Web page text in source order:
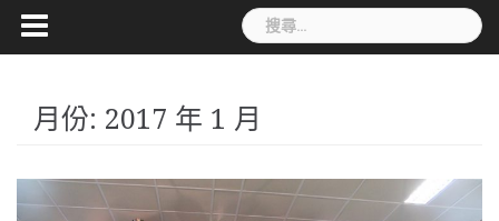
搜
尋
字:
月份: 2017 年 1 月